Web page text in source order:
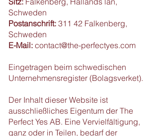
Schweden
Postanschrift: 311 42 Falkenberg,
Schweden
E-Mail: contact@the-perfectyes.com
Eingetragen beim schwedischen
Unternehmensregister (Bolagsverket).
Der Inhalt dieser Website ist
ausschließliches Eigentum der The
Perfect Yes AB. Eine Vervielfältigung,
ganz oder in Teilen, bedarf der